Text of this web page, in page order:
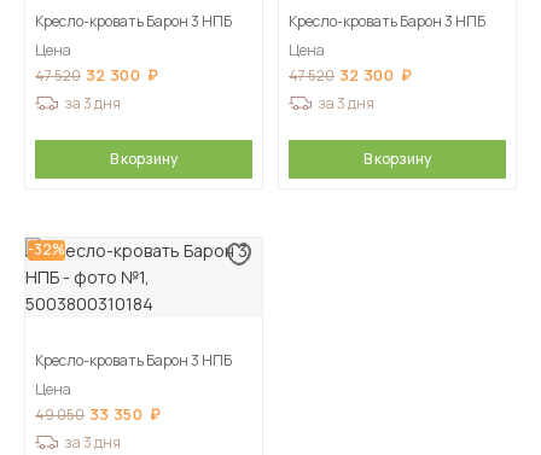
Кресло-кровать Барон 3 НПБ
Цена
47 520 32 300
за 3 дня
В корзину
Кресло-кровать Барон 3 НПБ
Цена
47 520 32 300
за 3 дня
В корзину
-32%
Кресло-кровать Барон 3 НПБ
Цена
49 050 33 350
за 3 дня